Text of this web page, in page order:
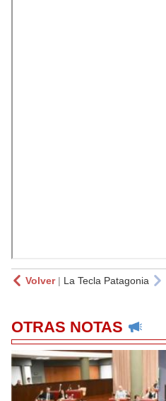
Volver| La Tecla Patagonia
OTRAS NOTAS